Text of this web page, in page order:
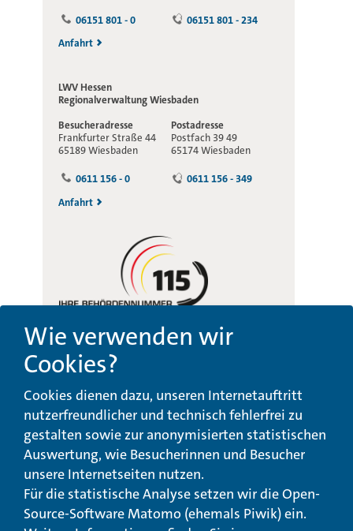
06151 801 - 0
06151 801 - 234
Anfahrt
LWV Hessen
RegionalverwaltungWiesbaden
Besucheradresse
Frankfurter Straße 44
65189 Wiesbaden
Postadresse
Postfach 39 49
65174 Wiesbaden
0611 156 - 0
0611 156 - 349
Anfahrt
Anregungs- und
Qualitätsmanagement
Barrierefreiheit
© Landeswohlfahrtsverband Hessen 2026
Impressum Seitenübersicht Seite drucken
nach oben
Wie verwenden wir
Cookies?
Cookies dienen dazu, unseren Internetauftritt
nutzerfreundlicher und technisch fehlerfrei zu
gestalten sowie zur anonymisierten statistischen
Auswertung, wie Besucherinnen und Besucher
unsere Internetseiten nutzen.
Für die statistische Analyse setzen wir die Open-
Source-Software Matomo (ehemals Piwik) ein.